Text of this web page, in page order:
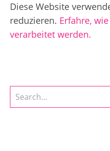
Diese Website
reduzieren. Erfahre,
verarbeitet werden.